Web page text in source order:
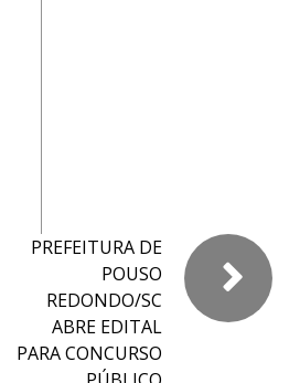
PREFEITURA DE
POUSO
REDONDO/SC
ABRE EDITAL
PARA CONCURSO